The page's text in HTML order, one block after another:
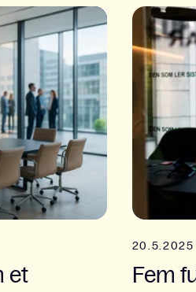
et
20.5.2025
Fem